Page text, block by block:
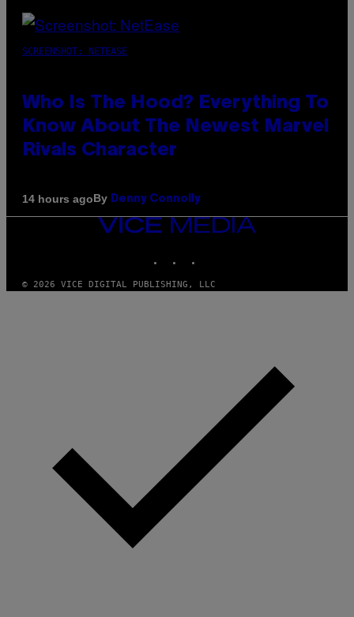
SCREENSHOT: NETEASE
Who Is The Hood? Everything To
Know About The Newest Marvel
Rivals Character
14 hours agoBy Denny Connolly
VICE
© 2026 VICE DIGITAL PUBLISHING, LLC